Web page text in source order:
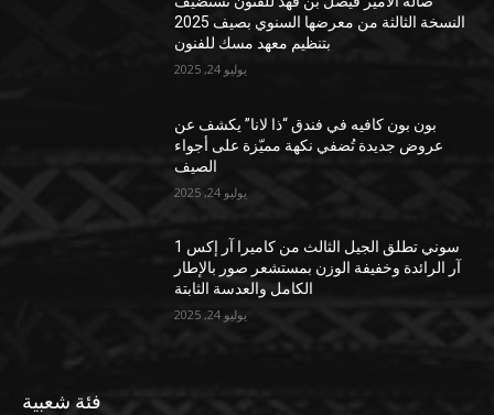
النسخة الثالثة من معرضها السنوي بصيف 2025
بتنظيم معهد مسك للفنون
يوليو 24, 2025
بون بون كافيه في فندق “ذا لانا” يكشف عن
عروض جديدة تُضفي نكهة مميّزة على أجواء
الصيف
يوليو 24, 2025
سوني تطلق الجيل الثالث من كاميرا آر إكس 1
آر الرائدة وخفيفة الوزن بمستشعر صور بالإطار
الكامل والعدسة الثابتة
يوليو 24, 2025
فئة شعبية